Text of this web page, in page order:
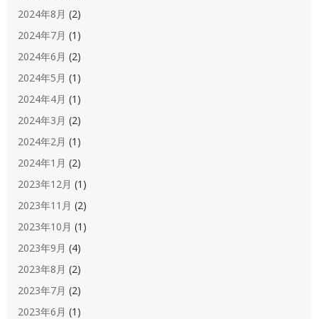
2024年8月 (2)
2024年7月 (1)
2024年6月 (2)
2024年5月 (1)
2024年4月 (1)
2024年3月 (2)
2024年2月 (1)
2024年1月 (2)
2023年12月 (1)
2023年11月 (2)
2023年10月 (1)
2023年9月 (4)
2023年8月 (2)
2023年7月 (2)
2023年6月 (1)